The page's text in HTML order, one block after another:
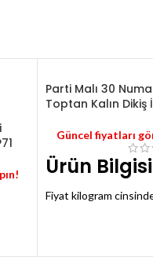
Parti Malı 30
Toptan Kalın
Güncel fiyatları
Ürün Bilgisi
Fiyat kilogram